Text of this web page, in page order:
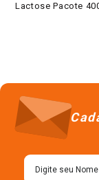
Lactose Pacote